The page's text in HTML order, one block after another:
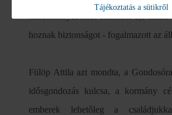
hoznak biztonságot - fogalmazott az
Fülöp Attila azt mondta, a
idősgondozás kulcsa, a kormány
emberek lehetőleg a
Tájékoztatás a sütikről